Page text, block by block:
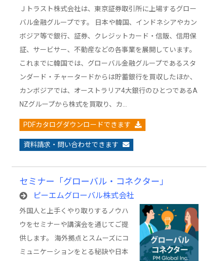
動産などの各事業を展開しています。
Ｊトラスト株式会社は、東京証券取引所に上場するグロー
バル金融グループです。 日本や韓国、インドネシアやカン
ボジア等で銀行、証券、クレジットカード・信販、信用保
証、サービサー、不動産などの各事業を展開しています。
これまでに韓国では、グローバル金融グループであるスタ
ンダード・チャータードからは貯蓄銀行を買収したほか、
カンボジアでは、オーストラリア4大銀行のひとつであるA
NZグループから株式を買取り、カ…
PDFカタログダウンロードできます
資料請求・問い合わせできます
セミナー「グローバル・コネクター」
ピーエムグローバル株式会社
外国人と上手くやり取りするノウハ
ウをセミナーや講演会を通じてご提
供します。 海外拠点とスムーズにコ
ミュニケーションをとる秘訣や日本